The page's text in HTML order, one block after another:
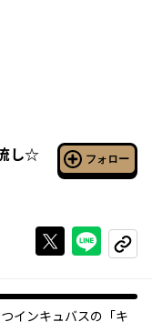
し☆
フォロー
Xで投稿する
ライン
コピー
インキュバスの「キ